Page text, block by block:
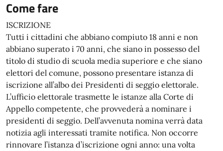
Come fare
ISCRIZIONE
Tutti i cittadini che abbiano compiuto 18 anni e non
abbiano superato i 70 anni, che siano in possesso del
titolo di studio di scuola media superiore e che siano
elettori del comune, possono presentare istanza di
iscrizione all’albo dei Presidenti di seggio elettorale.
L’ufficio elettorale trasmette le istanze alla Corte di
Appello competente, che provvederà a nominare i
presidenti di seggio. Dell’avvenuta nomina verrà data
notizia agli interessati tramite notifica. Non occorre
rinnovare l’istanza d’iscrizione ogni anno: una volta